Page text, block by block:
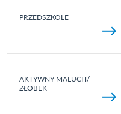
PRZEDSZKOLE
AKTYWNY MALUCH/
ŻŁOBEK